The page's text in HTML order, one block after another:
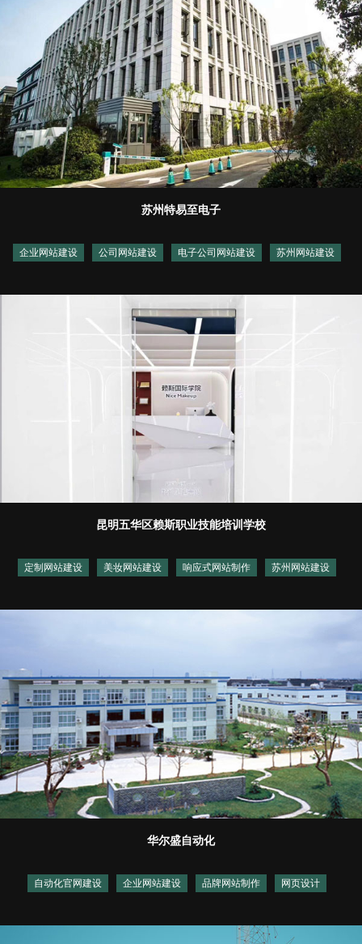
苏州特易至电子
企业网站建设 公司网站建设 电子公司网站建设 苏州网站建设
昆明五华区赖斯职业技能培训学校
定制网站建设 美妆网站建设 响应式网站制作 苏州网站建设
华尔盛自动化
自动化官网建设 企业网站建设 品牌网站制作 网页设计